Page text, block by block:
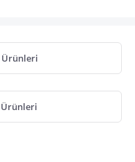
Ürünleri
Ürünleri